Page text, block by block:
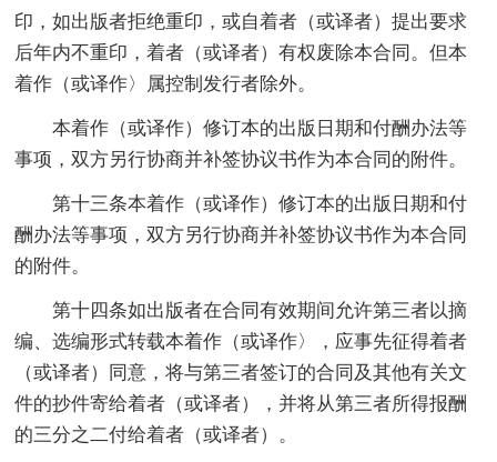
印，如出版者拒绝重印，或自着者（或译者）提出要求
后年内不重印，着者（或译者）有权废除本合同。但本
着作（或译作〉属控制发行者除外。
本着作（或译作）修订本的出版日期和付酬办法等
事项，双方另行协商并补签协议书作为本合同的附件。
第十三条本着作（或译作）修订本的出版日期和付
酬办法等事项，双方另行协商并补签协议书作为本合同
的附件。
第十四条如出版者在合同有效期间允许第三者以摘
编、选编形式转载本着作（或译作〉，应事先征得着者
（或译者）同意，将与第三者签订的合同及其他有关文
件的抄件寄给着者（或译者），并将从第三者所得报酬
的三分之二付给着者（或译者）。